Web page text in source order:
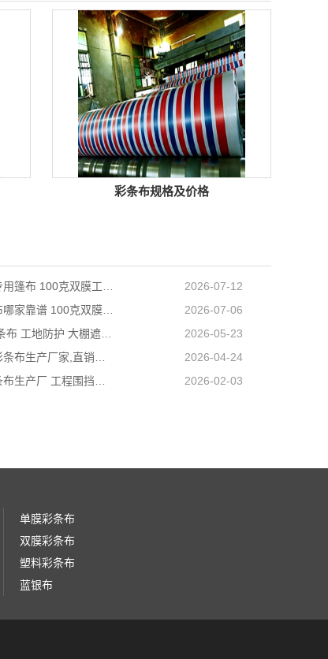
彩条布规格及价格
2026-07-12
2026-07-06
2026-05-23
2026-04-24
2026-02-03
单膜彩条布
双膜彩条布
塑料彩条布
蓝银布